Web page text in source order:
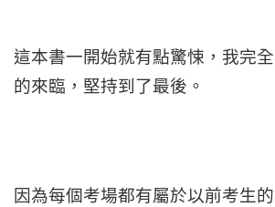
這本書一開始就有點驚悚，我完
的來臨，堅持到了最後。
因為每個考場都有屬於以前考生